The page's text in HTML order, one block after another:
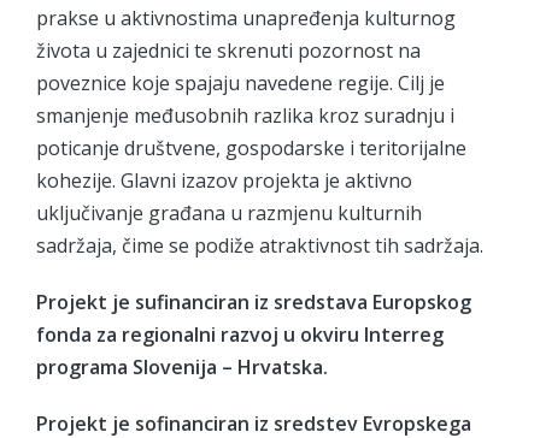
prakse u aktivnostima unapređenja kulturnog
života u zajednici te skrenuti pozornost na
poveznice koje spajaju navedene regije. Cilj je
smanjenje međusobnih razlika kroz suradnju i
poticanje društvene, gospodarske i teritorijalne
kohezije. Glavni izazov projekta je aktivno
uključivanje građana u razmjenu kulturnih
sadržaja, čime se podiže atraktivnost tih sadržaja.
Projekt je sufinanciran iz sredstava Europskog
fonda za regionalni razvoj u okviru Interreg
programa Slovenija – Hrvatska.
Projekt je sofinanciran iz sredstev Evropskega